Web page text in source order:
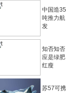
中国造35
吨推力航
发
知否知否
应是绿肥
红瘦
苏57可携